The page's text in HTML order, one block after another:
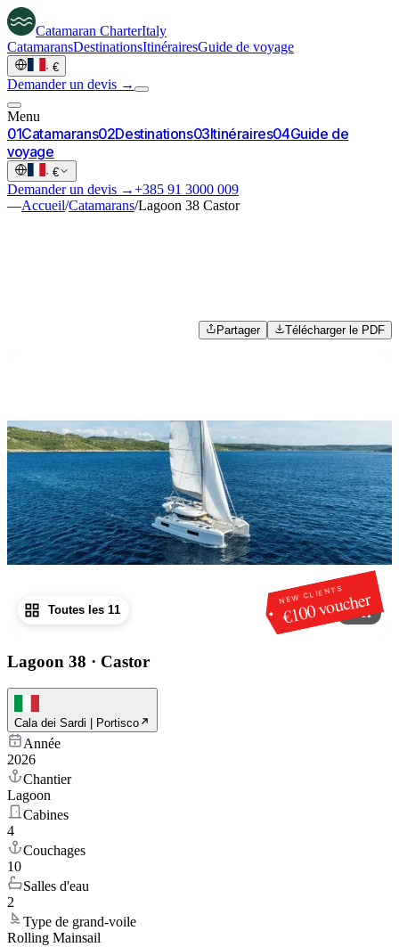
Catamaran CharterItaly
CatamaransDestinationsItinérairesGuide de voyage
· €
Demander un devis →
Menu
01Catamarans02Destinations03Itinéraires04Guide de
voyage
· €
Demander un devis →+385 91 3000 009
—Accueil/Catamarans/Lagoon 38 Castor
Partager Télécharger le PDF
NEW CLIENTS
€100 voucher
1/11
Toutes les 11
Lagoon 38 · Castor
Cala dei Sardi | Portisco
Année
2026
Chantier
Lagoon
Cabines
4
Couchages
10
Salles d'eau
2
Type de grand-voile
Rolling Mainsail